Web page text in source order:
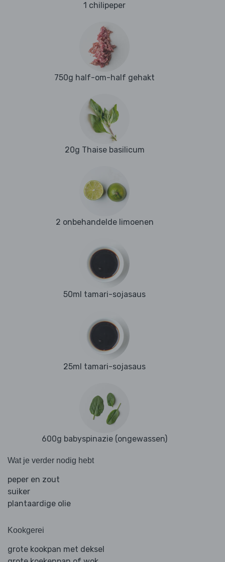
1 chilipeper
750g half-om-half gehakt
20g Thaise basilicum
2 onbehandelde limoenen
50ml tamari-sojasaus
25ml tamari-sojasaus
600g babyspinazie (ongewassen)
Wat je verder nodig hebt
peper en zout
suiker
plantaardige olie
Kookgerei
grote kookpan met deksel